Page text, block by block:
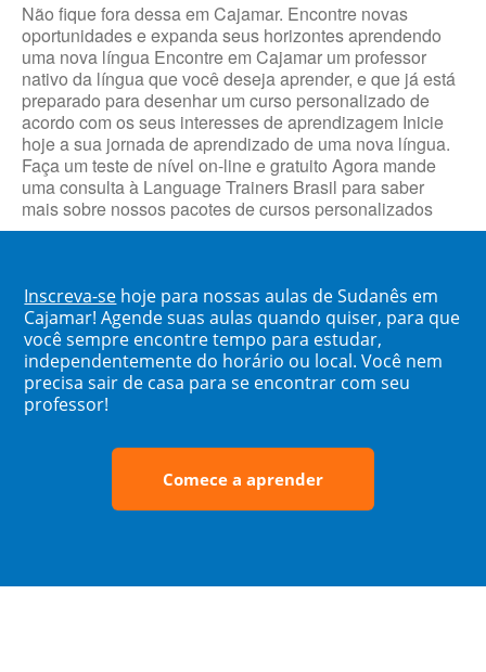
Não fique fora dessa em Cajamar. Encontre novas
oportunidades e expanda seus horizontes aprendendo
uma nova língua Encontre em Cajamar um professor
nativo da língua que você deseja aprender, e que já está
preparado para desenhar um curso personalizado de
acordo com os seus interesses de aprendizagem Inicie
hoje a sua jornada de aprendizado de uma nova língua.
Faça um teste de nível on-line e gratuito Agora mande
uma consulta à Language Trainers Brasil para saber
mais sobre nossos pacotes de cursos personalizados
Inscreva-se hoje para nossas aulas de Sudanês em
Cajamar! Agende suas aulas quando quiser, para que
você sempre encontre tempo para estudar,
independentemente do horário ou local. Você nem
precisa sair de casa para se encontrar com seu
professor!
Comece a aprender